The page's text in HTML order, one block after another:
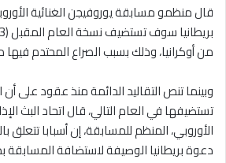
قال منظمو مسابقة يوروفيجن الغنائية
من أوكرانيا، وذلك بسبب الصراع المحتدم
وبينما تنص التقاليد الدائمة منذ عقود على أن
تستضيفها في العام التالي، قال اتحاد البث
الأوروبي، المنظم للمسابقة، إن أسبابا
دعوة بريطانيا الوصيفة لاستضافة المسابقة